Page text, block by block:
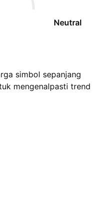
Neutral
simbol sepanjang
mengenalpasti trend